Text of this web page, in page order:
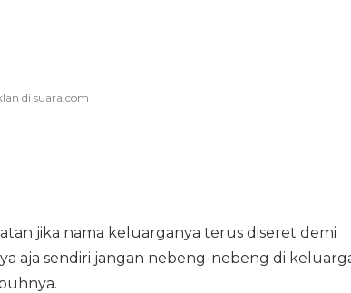
jika nama keluarganya terus diseret demi
aja sendiri jangan nebeng-nebeng di